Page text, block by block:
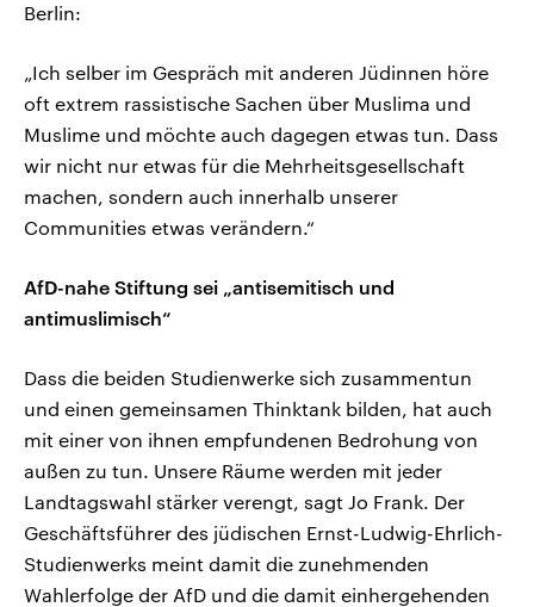
Berlin:
„Ich selber im Gespräch mit anderen Jüdinnen höre
oft extrem rassistische Sachen über Muslima und
Muslime und möchte auch dagegen etwas tun. Dass
wir nicht nur etwas für die Mehrheitsgesellschaft
machen, sondern auch innerhalb unserer
Communities etwas verändern.“
AfD-nahe Stiftung sei „antisemitisch und
antimuslimisch“
Dass die beiden Studienwerke sich zusammentun
und einen gemeinsamen Thinktank bilden, hat auch
mit einer von ihnen empfundenen Bedrohung von
außen zu tun. Unsere Räume werden mit jeder
Landtagswahl stärker verengt, sagt Jo Frank. Der
Geschäftsführer des jüdischen Ernst-Ludwig-Ehrlich-
Studienwerks meint damit die zunehmenden
Wahlerfolge der AfD und die damit einhergehenden